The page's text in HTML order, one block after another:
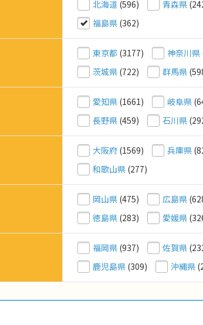
北海道 (596) 青森県
福島県 (362)
東京都 (3177) 神奈川県
茨城県 (722) 群馬県
愛知県 (1661) 岐阜県
長野県 (459) 石川県
大阪府 (1569) 兵庫県
和歌山県 (277)
岡山県 (475) 広島県
徳島県 (283) 愛媛県
福岡県 (937) 佐賀県
鹿児島県 (309) 沖縄県